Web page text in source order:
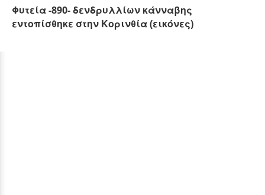
Φυτεία -890- δενδρυλλίων κάνναβης
εντοπίσθηκε στην Κορινθία (εικόνες)